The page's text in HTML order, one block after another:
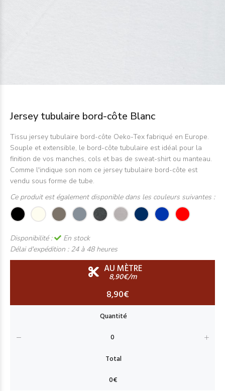
Jersey tubulaire bord-côte Blanc
Tissu jersey tubulaire bord-côte Oeko-Tex fabriqué en Europe.
Souple et extensible, le bord-côte tubulaire est idéal pour la
finition de vos manches, cols et bas de sweat-shirt ou manteau.
Comme l'indique son nom ce jersey tubulaire bord-côte est
vendu sous forme de tube.
Ce produit est également disponible dans les couleurs suivantes :
Disponibilité :
En stock
Délai d'expédition : 24 à 48 heures
AU MÈTRE
8,90€/m
8,90€